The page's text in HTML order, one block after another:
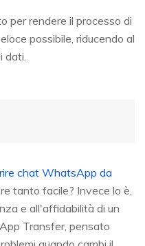
per rendere il processo di
possibile, riducendo al
dati.
chat WhatsApp da
tanto facile? Invece lo è,
e all'affidabilità di un
Transfer, pensato